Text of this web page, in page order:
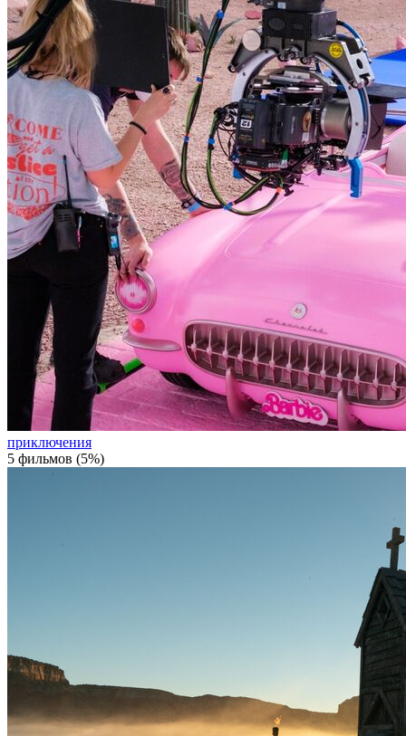
приключения
5 фильмов (5%)